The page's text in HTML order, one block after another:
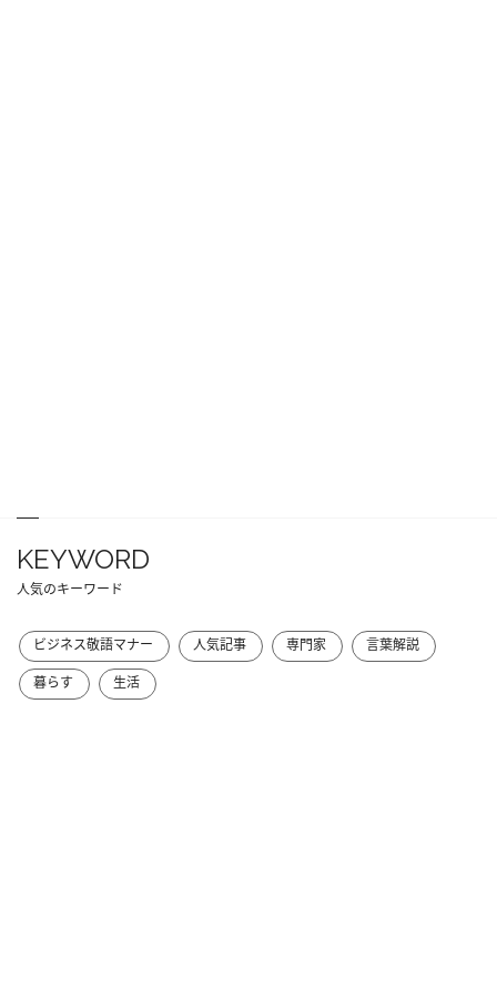
KEYWORD
人気のキーワード
ビジネス敬語マナー 人気記事 専門家
言葉解説
暮らす
生活